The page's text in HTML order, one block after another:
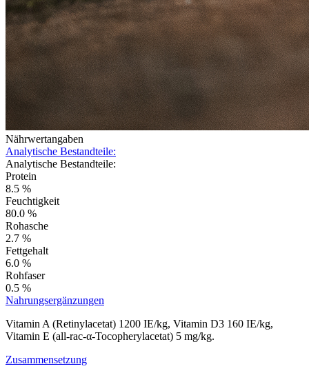
Nährwertangaben
Analytische Bestandteile:
Analytische Bestandteile:
Protein
8.5 %
Feuchtigkeit
80.0 %
Rohasche
2.7 %
Fettgehalt
6.0 %
Rohfaser
0.5 %
Nahrungsergänzungen
Vitamin A (Retinylacetat) 1200 IE/kg, Vitamin D3 160 IE/kg,
Vitamin E (all-rac-α-Tocopherylacetat) 5 mg/kg.
Zusammensetzung